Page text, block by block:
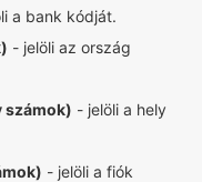
a bank kódját.
- jelöli az ország
számok) - jelöli a hely
- jelöli a fiók